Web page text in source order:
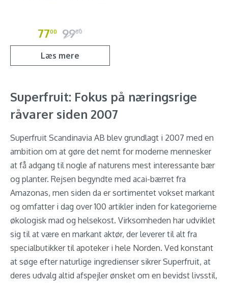
7700 9900
Læs mere
Superfruit: Fokus på næringsrige
råvarer siden 2007
Superfruit Scandinavia AB blev grundlagt i 2007 med en
ambition om at gøre det nemt for moderne mennesker
at få adgang til nogle af naturens mest interessante bær
og planter. Rejsen begyndte med acai-bærret fra
Amazonas, men siden da er sortimentet vokset markant
og omfatter i dag over 100 artikler inden for kategorierne
økologisk mad og helsekost. Virksomheden har udviklet
sig til at være en markant aktør, der leverer til alt fra
specialbutikker til apoteker i hele Norden. Ved konstant
at søge efter naturlige ingredienser sikrer Superfruit, at
deres udvalg altid afspejler ønsket om en bevidst livsstil,